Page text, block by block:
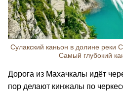
Сулакский каньон в долине реки
Самый глубокий
Дорога из Махачкалы идёт
пор делают кинжалы по